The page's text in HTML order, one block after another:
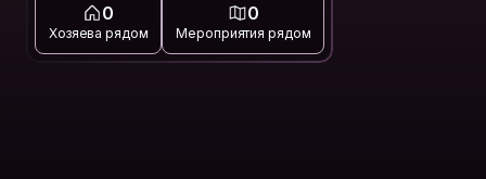
0
Хозяева рядом
0
Мероприятия рядом